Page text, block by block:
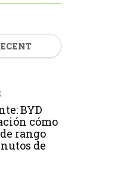
BYD
cómo
rango
de